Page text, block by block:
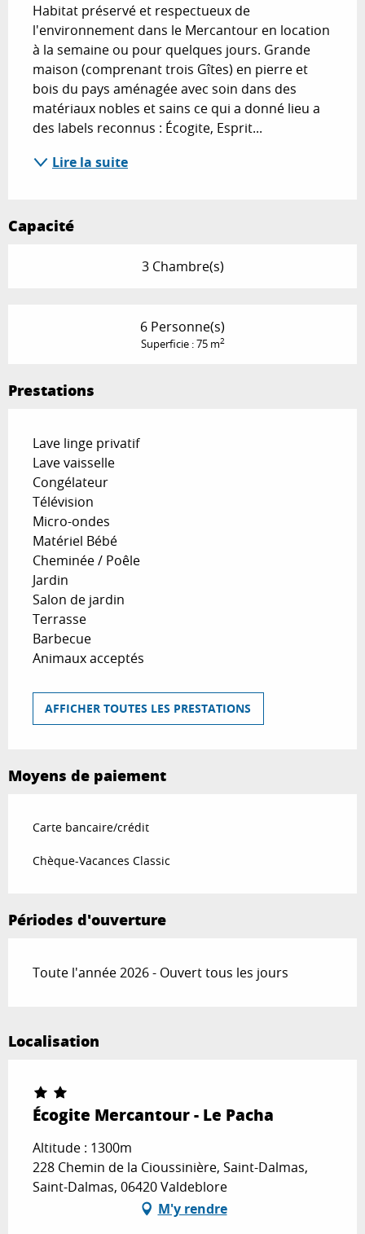
Habitat préservé et respectueux de
l'environnement dans le Mercantour en location
à la semaine ou pour quelques jours. Grande
maison (comprenant trois Gîtes) en pierre et
bois du pays aménagée avec soin dans des
matériaux nobles et sains ce qui a donné lieu a
des labels reconnus : Écogite, Esprit...
Lire la suite
Capacité
3 Chambre(s)
6 Personne(s)
Superficie : 75 m2
Prestations
Lave linge privatif
Lave vaisselle
Congélateur
Télévision
Micro-ondes
Matériel Bébé
Cheminée / Poêle
Jardin
Salon de jardin
Terrasse
Barbecue
Animaux acceptés
AFFICHER TOUTES LES PRESTATIONS
Moyens de paiement
Carte bancaire/crédit
Chèque-Vacances Classic
Périodes d'ouverture
Toute l'année 2026 - Ouvert tous les jours
Localisation
Écogite Mercantour - Le Pacha
Altitude : 1300m
228 Chemin de la Cioussinière, Saint-Dalmas,
Saint-Dalmas, 06420 Valdeblore
M'y rendre